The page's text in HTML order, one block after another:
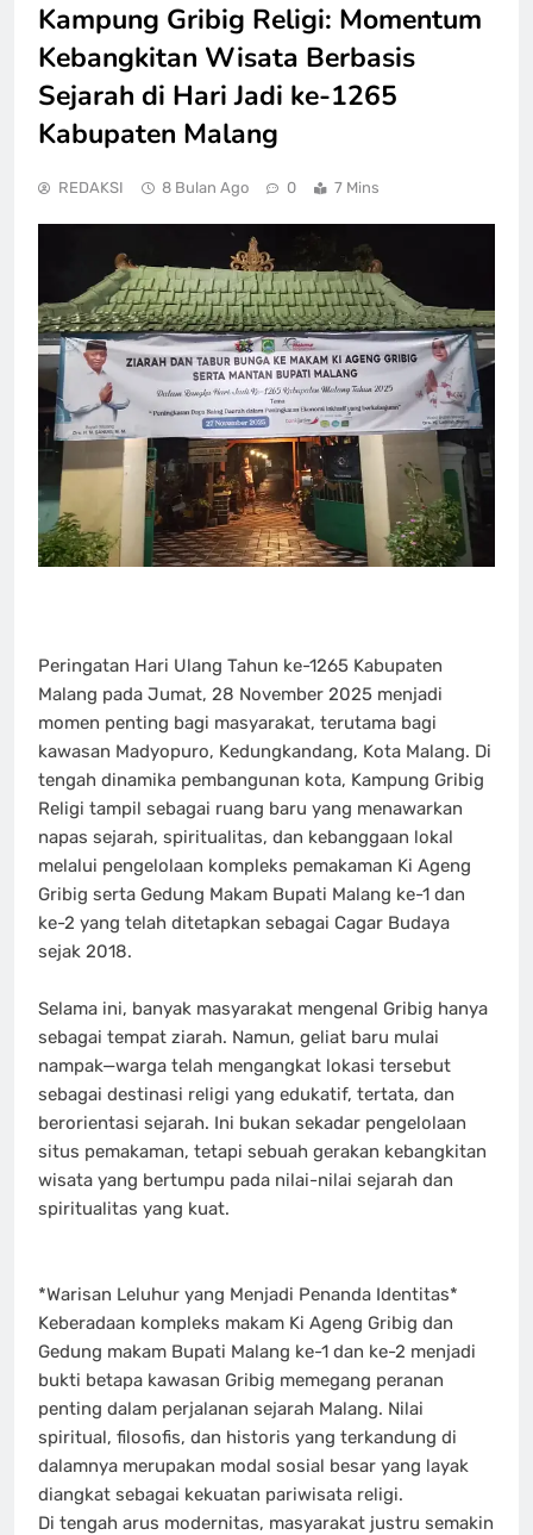
Kampung Gribig Religi: Momentum
Kebangkitan Wisata Berbasis
Sejarah di Hari Jadi ke-1265
Kabupaten Malang
REDAKSI 8 Bulan Ago 0 7 Mins
Peringatan Hari Ulang Tahun ke-1265 Kabupaten
Malang pada Jumat, 28 November 2025 menjadi
momen penting bagi masyarakat, terutama bagi
kawasan Madyopuro, Kedungkandang, Kota Malang. Di
tengah dinamika pembangunan kota, Kampung Gribig
Religi tampil sebagai ruang baru yang menawarkan
napas sejarah, spiritualitas, dan kebanggaan lokal
melalui pengelolaan kompleks pemakaman Ki Ageng
Gribig serta Gedung Makam Bupati Malang ke-1 dan
ke-2 yang telah ditetapkan sebagai Cagar Budaya
sejak 2018.
Selama ini, banyak masyarakat mengenal Gribig hanya
sebagai tempat ziarah. Namun, geliat baru mulai
nampak—warga telah mengangkat lokasi tersebut
sebagai destinasi religi yang edukatif, tertata, dan
berorientasi sejarah. Ini bukan sekadar pengelolaan
situs pemakaman, tetapi sebuah gerakan kebangkitan
wisata yang bertumpu pada nilai-nilai sejarah dan
spiritualitas yang kuat.
*Warisan Leluhur yang Menjadi Penanda Identitas*
Keberadaan kompleks makam Ki Ageng Gribig dan
Gedung makam Bupati Malang ke-1 dan ke-2 menjadi
bukti betapa kawasan Gribig memegang peranan
penting dalam perjalanan sejarah Malang. Nilai
spiritual, filosofis, dan historis yang terkandung di
dalamnya merupakan modal sosial besar yang layak
diangkat sebagai kekuatan pariwisata religi.
Di tengah arus modernitas, masyarakat justru semakin